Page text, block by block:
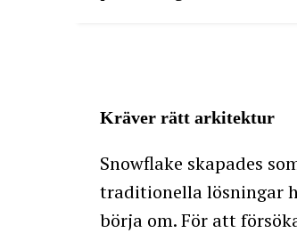
Kräver rätt arkitektur
Snowflake skapades
traditionella lösningar
börja om. För att